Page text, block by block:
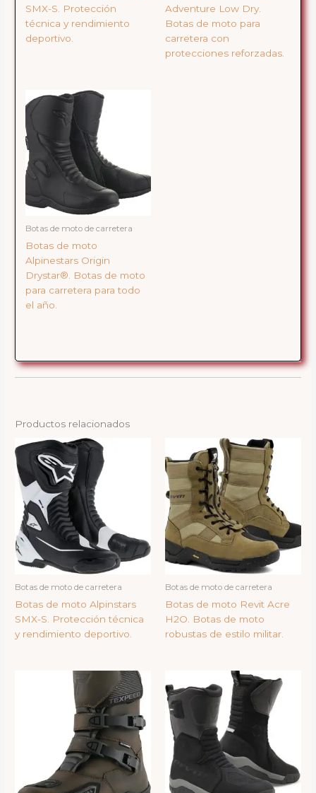
SMX-S. Protección
técnica y rendimiento
deportivo.
Adventure Low Dry.
Botas de moto para
carretera con
protecciones reforzadas.
Botas de moto de carretera
Botas de moto
Alpinestars Origin
Drystar®. Botas de moto
para carretera para todo
el año.
Productos relacionados
Botas de moto de carretera
Botas de moto Alpinstars
SMX-S. Protección técnica
y rendimiento deportivo.
Botas de moto de carretera
Botas de moto Revit Acre
H2O. Botas de moto
robustas de estilo militar.